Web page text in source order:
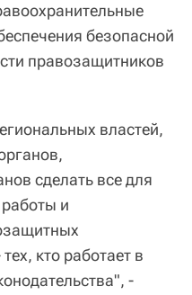
безопасной
правозащитников
властей,
сделать все для
и
кто работает в
-